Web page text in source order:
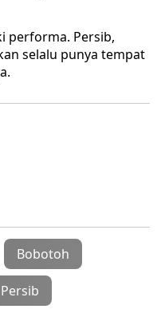
performa. Persib,
selalu punya tempat
Bobotoh
Persib